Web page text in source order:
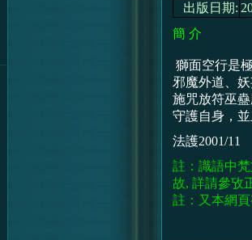
出版日期:
簡 介
獅面空行是
邪魔外道、
施咒放符巫
守護自身，
法護2001/11
註：識語中
故, 詳請參攷
註：又本網